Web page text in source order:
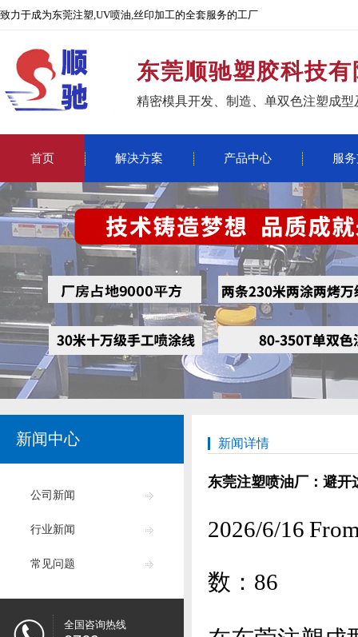
致力于成为东莞注塑,UV喷油,丝印加工的全套服务的工厂
东莞顺驰塑胶科技
精密模具开发、制造、单双色注塑成
首页 解决方案 产品中心 服
新闻中心
公司新闻
行业新闻
常见问题
全国咨询热线
新闻详情
东莞注塑喷油厂：避开
2026/6/16
数： 86